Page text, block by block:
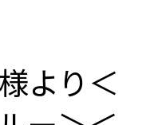
より＜